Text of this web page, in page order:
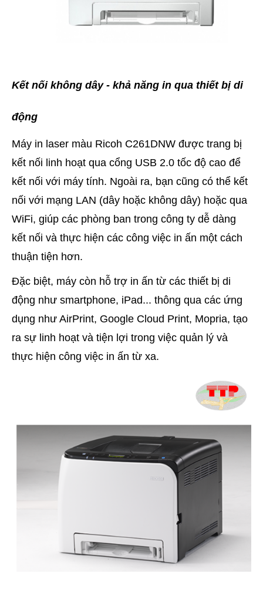
Kết nối không dây - khả năng in qua thiết bị di
động
Máy in laser màu Ricoh C261DNW được trang bị
kết nối linh hoạt qua cổng USB 2.0 tốc độ cao để
kết nối với máy tính. Ngoài ra, bạn cũng có thể kết
nối với mạng LAN (dây hoặc không dây) hoặc qua
WiFi, giúp các phòng ban trong công ty dễ dàng
kết nối và thực hiện các công việc in ấn một cách
thuận tiện hơn.
Đặc biệt, máy còn hỗ trợ in ấn từ các thiết bị di
động như smartphone, iPad... thông qua các ứng
dụng như AirPrint, Google Cloud Print, Mopria, tạo
ra sự linh hoạt và tiện lợi trong việc quản lý và
thực hiện công việc in ấn từ xa.